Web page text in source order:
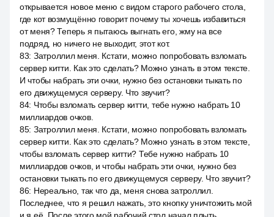
открывается новое меню с видом старого рабочего стола,
где кот возмущённо говорит почему ты хочешь избавиться
от меня? Теперь я пытаюсь выгнать его, жму на все
подряд, но ничего не выходит, этот кот.
83: Затроллил меня. Кстати, можно попробовать взломать
сервер китти. Как это сделать? Можно узнать в этом тексте.
И чтобы набрать эти очки, нужно без остановки тыкать по
его движущемуся серверу. Что звучит?
84: Чтобы взломать сервер китти, тебе нужно набрать 10
миллиардов очков.
85: Затроллил меня. Кстати, можно попробовать взломать
сервер китти. Как это сделать? Можно узнать в этом тексте,
чтобы взломать сервер китти? Тебе нужно набрать 10
миллиардов очков, и чтобы набрать эти очки, нужно без
остановки тыкать по его движущемуся серверу. Что звучит?
86: Нереально, так что да, меня снова затроллил.
Последнее, что я решил нажать, это кнопку уничтожить мой